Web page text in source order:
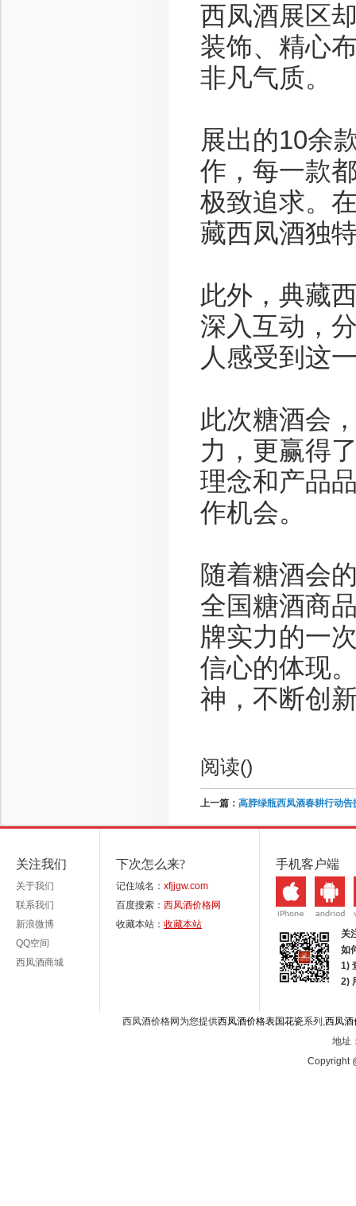
西凤酒展区
装饰、精心
非凡气质。
展出的10余
作，每一款
极致追求。
藏西凤酒独
此外，典藏
深入互动，
人感受到这
此次糖酒会
力，更赢得
理念和产品
作机会。
随着糖酒会
全国糖酒商
牌实力的一
信心的体现
神，不断创
阅读()
上一篇： 高脖绿瓶西凤酒春耕行动
关注我们
关于我们
联系我们
新浪微博
QQ空间
西凤酒商城
下次怎么来?
记住域名： xfjjgw.com
百度搜索： 西凤酒价格网
收藏本站： 收藏本站
手机客户端
关
如
1)
2)
西凤酒价格网为您提供西凤酒价格表国花瓷系列,西凤酒
地址
Copyright